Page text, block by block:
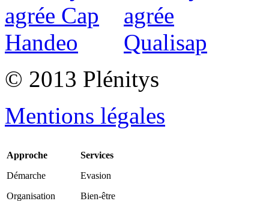
© 2013 Plénitys
Mentions légales
Approche
Démarche
Organisation
Services
Evasion
Bien-être